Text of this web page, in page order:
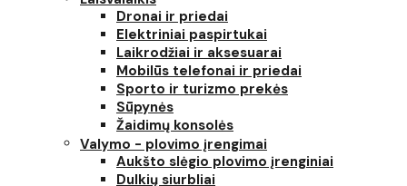
Dronai ir priedai
Elektriniai paspirtukai
Laikrodžiai ir aksesuarai
Mobilūs telefonai ir priedai
Sporto ir turizmo prekės
Sūpynės
Žaidimų konsolės
Valymo - plovimo įrengimai
Aukšto slėgio plovimo įrenginiai
Dulkių siurbliai